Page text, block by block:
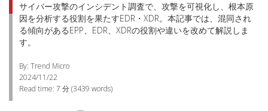
サイバー攻撃のインシデント調査で、攻撃を可視化し、根本原
因を分析する役割を果たすEDR・XDR。本記事では、混同され
る傾向があるEPP、EDR、XDRの役割や違いを改めて解説しま
す。
By: Trend Micro
2024/11/22
Read time: 7 分(3439 words)